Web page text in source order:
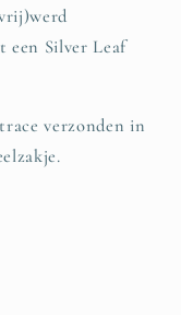
een Silver Leaf
verzonden in